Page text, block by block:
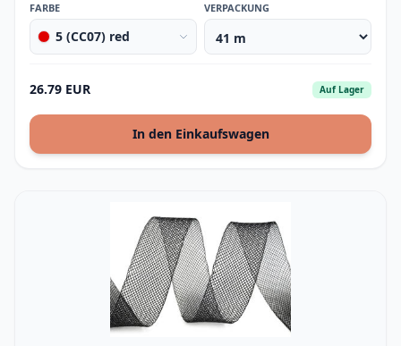
FARBE
5 (CC07) red
VERPACKUNG
26.79 EUR Auf Lager
In den Einkaufswagen